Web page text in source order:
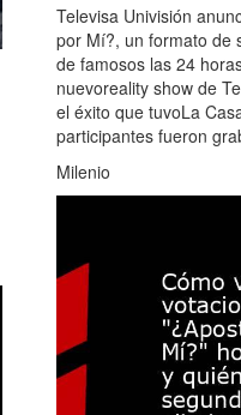
Televisa Univisión
por Mí?, un formato de
de famosos las 24
nuevoreality show de
el éxito que tuvoLa
participantes fueron
Milenio